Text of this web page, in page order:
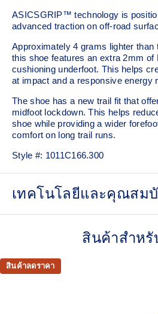
ASICSGRIP™ technology is
advanced traction on off-road
Approximately 4 grams lighter than
this shoe features an extra 2mm
cushioning underfoot. This helps
at impact and a responsive energy
The shoe has a new trail fit that
midfoot lockdown. This helps
shoe while providing a wider
comfort on long trail runs.
Style #: 1011C166.300
เทคโนโลยีและคุณสม
A lightweight, breathable mesh
need for additional overlays.
Lace band
Elastic stap on the tongue of the
สินค้าสำห
สินค้าลดราคา